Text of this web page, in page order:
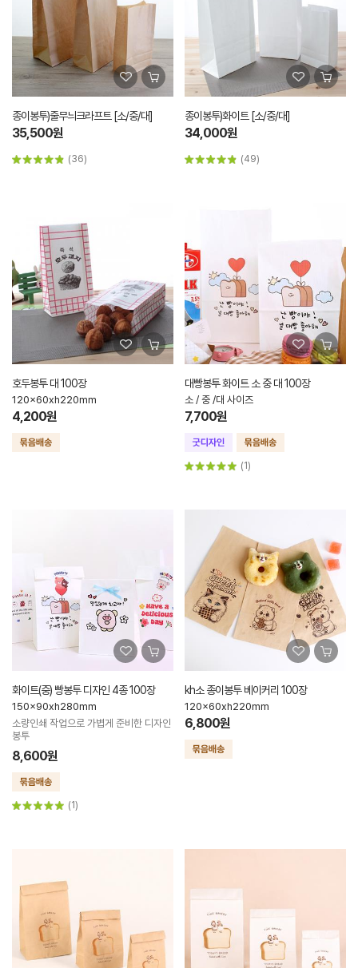
종이봉투)줄무늬크라프트 [소/중/대]
35,500원
(36)
종이봉투)화이트 [소/중/대]
34,000원
(49)
호두봉투 대 100장
120x60xh220mm
4,200원
대빵봉투 화이트 소 중 대 100장
소 / 중 /대 사이즈
7,700원
(1)
화이트(중) 빵봉투 디자인 4종 100장
150x90xh280mm
소량인쇄 작업으로 가볍게 준비한 디자인
봉투
8,600원
(1)
kh소 종이봉투 베이커리 100장
120x60xh220mm
6,800원